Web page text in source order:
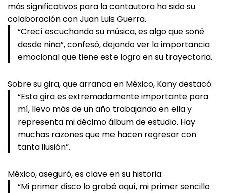
más significativos para la cantautora ha sido su
colaboración con Juan Luis Guerra.
“Crecí escuchando su música, es algo que soñé
desde niña”, confesó, dejando ver la importancia
emocional que tiene este logro en su trayectoria.
Sobre su gira, que arranca en México, Kany destacó:
“Esta gira es extremadamente importante para
mí, llevo más de un año trabajando en ella y
representa mi décimo álbum de estudio. Hay
muchas razones que me hacen regresar con
tanta ilusión”.
México, aseguró, es clave en su historia:
“Mi primer disco lo grabé aquí, mi primer sencillo